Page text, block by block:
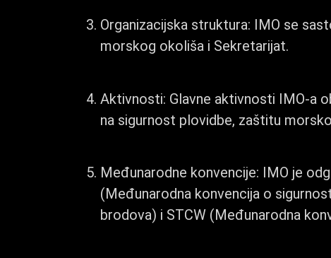
Organizacijska struktura: IMO se
morskog okoliša i Sekretarijat.
Aktivnosti: Glavne aktivnosti IMO-a
na sigurnost plovidbe, zaštitu
Međunarodne konvencije: IMO je
(Međunarodna konvencija o
brodova) i STCW (Međunarodna